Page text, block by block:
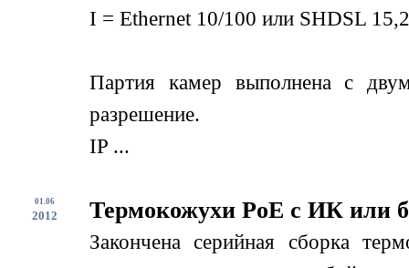
I = Ethernet 10/100 или SHDSL
Партия камер выполнена с
разрешение.
IP ...
01.06
2012 Термокожухи PoE с ИК или
Закончена серийная сборка